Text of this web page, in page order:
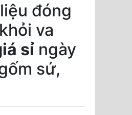
đóng
va
sỉ ngày
sứ,